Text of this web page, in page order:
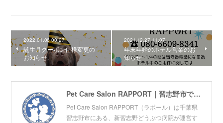
2022.01.06 00:27
誕生月クーポン仕様変更の
お知らせ
2021.12.27 11:07
年末年始のホテル営業のお
知らせ
Pet Care Salon RAPPORT｜習志野市でトリミングサロン・ペットホテル・しつけ教室をお探しの方へ｜幕張ICから車で5分
Pet Care Salon RAPPORT（ラポール）は千葉県
習志野市にある、新習志野どうぶつ病院が運営す